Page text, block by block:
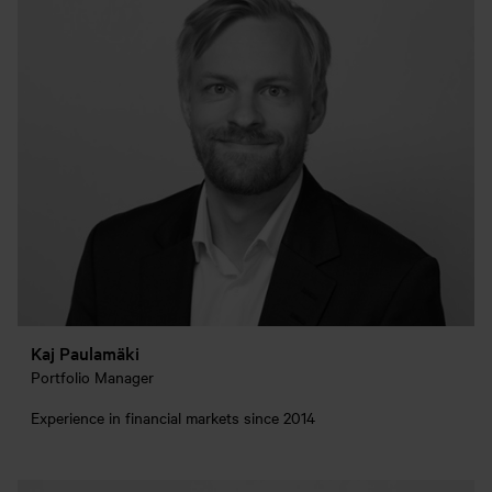
Kaj Paulamäki
Portfolio Manager
Experience in financial markets since 2014